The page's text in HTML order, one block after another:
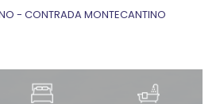
- CONTRADA MONTECANTINO